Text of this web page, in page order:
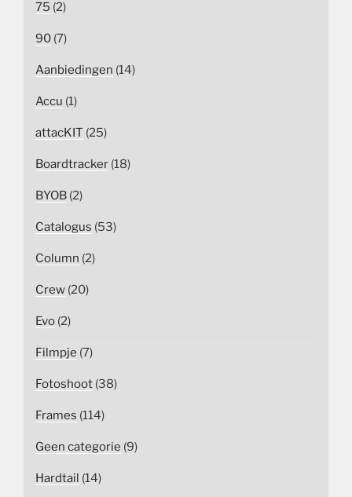
75 (2)
90 (7)
Aanbiedingen (14)
Accu (1)
attacKIT (25)
Boardtracker (18)
BYOB (2)
Catalogus (53)
Column (2)
Crew (20)
Evo (2)
Filmpje (7)
Fotoshoot (38)
Frames (114)
Geen categorie (9)
Hardtail (14)